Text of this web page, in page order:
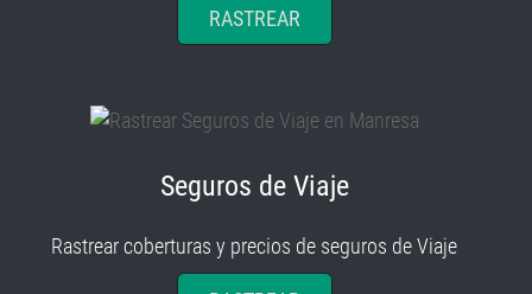
Rastrear coberturas y precios de seguros de Viaje
RASTREAR